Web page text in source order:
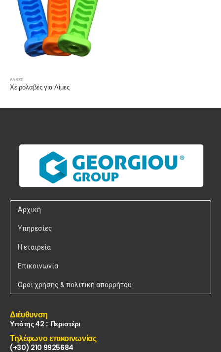
ΛΑΒΕΣ
Χειρολαβές για Λίμες
Αρχική
Υπηρεσίες
Η εταιρεία
Επικοινωνία
Όροι χρήσης & πολιτική απορρήτου
Διέυθυνση
Υπάτης 42 :: Περιστέρι
Τηλέφωνο επικοινωνίας
(+30) 210 9925684